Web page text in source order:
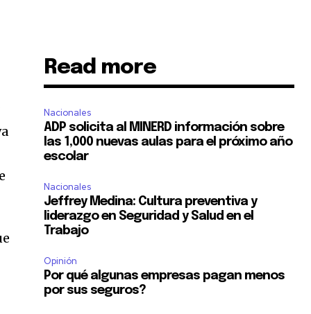
Read more
Nacionales
ADP solicita al MINERD información sobre
las 1,000 nuevas aulas para el próximo año
escolar
Nacionales
Jeffrey Medina: Cultura preventiva y
liderazgo en Seguridad y Salud en el
Trabajo
Opinión
Por qué algunas empresas pagan menos
por sus seguros?